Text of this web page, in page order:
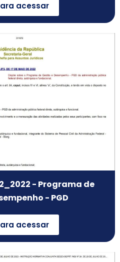
acessar
- Programa de
- PGD
acessar